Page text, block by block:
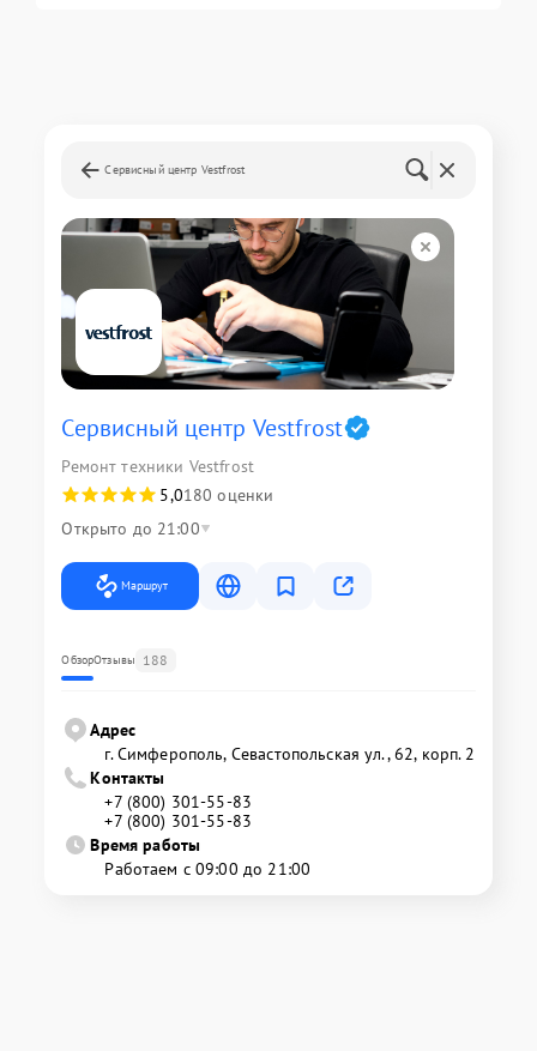
Сервисный центр Vestfrost
Сервисный центр Vestfrost
Ремонт техники Vestfrost
5,0180 оценки
Открыто до 21:00
Маршрут
ОбзорОтзывы 188
Адрес
г. Симферополь, Севастопольская ул., 62, корп. 2
Контакты
+7 (800) 301-55-83
+7 (800) 301-55-83
Время работы
Работаем с 09:00 до 21:00